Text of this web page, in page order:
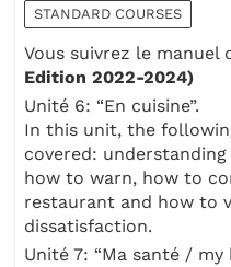
STANDARD COURSES
Vous suivrez le manuel
Edition 2022-2024)
Unité 6: “En cuisine”.
In this unit, the
covered:
how to warn, how to
restaurant and how to
dissatisfaction.
Unité 7: “Ma santé / my